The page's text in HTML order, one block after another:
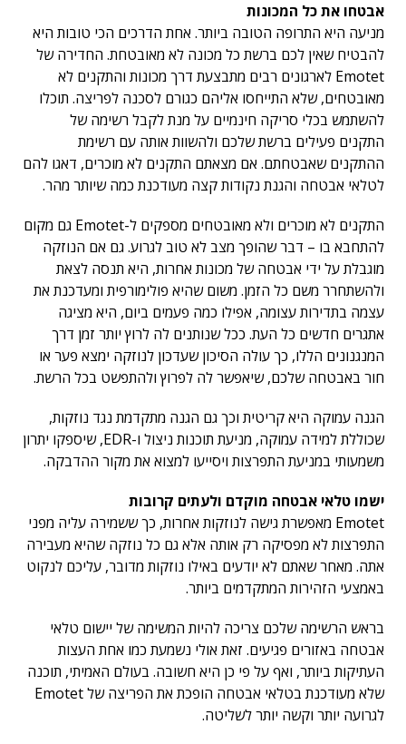
אבטחו את כל המכונות
מניעה היא התרופה הטובה ביותר. אחת הדרכים הכי טובות היא
להבטיח שאין לכם ברשת כל מכונה לא מאובטחת. החדירה של
Emotet לארגונים רבים מתבצעת דרך מכונות והתקנים לא
מאובטחים, שלא התייחסו אליהם כגורם לסכנה לפריצה. תוכלו
להשתמש בכלי סריקה חינמיים על מנת לקבל רשימה של
התקנים פעילים ברשת שלכם ולהשוות אותה עם רשימת
ההתקנים שאבטחתם. אם מצאתם התקנים לא מוכרים, דאגו להם
לטלאי אבטחה והגנת נקודות קצה מעודכנת כמה שיותר מהר.
התקנים לא מוכרים ולא מאובטחים מספקים ל-Emotet גם מקום
להתחבא בו – דבר שהופך מצב לא טוב לגרוע. גם אם הנוזקה
מוגבלת על ידי אבטחה של מכונות אחרות, היא תנסה לצאת
ולהשתחרר משם כל הזמן. משום שהיא פולימורפית ומעדכנת את
עצמה בתדירות עצומה, אפילו כמה פעמים ביום, היא מציגה
אתגרים חדשים כל העת. ככל שנותנים לה לרוץ יותר זמן דרך
המנגנונים הללו, כך עולה הסיכון שעדכון לנוזקה ימצא פער או
חור באבטחה שלכם, שיאפשר לה לפרוץ ולהתפשט בכל הרשת.
הגנה עמוקה היא קריטית וכך גם הגנה מתקדמת נגד נוזקות,
שכוללת למידה עמוקה, מניעת תוכנות ניצול ו-EDR, שיספקו יתרון
משמעותי במניעת התפרצות ויסייעו למצוא את מקור ההדבקה.
ישמו טלאי אבטחה מוקדם ולעתים קרובות
Emotet מאפשרת גישה לנוזקות אחרות, כך ששמירה עליה מפני
התפרצות לא מפסיקה רק אותה אלא גם כל נוזקה שהיא מעבירה
אתה. מאחר שאתם לא יודעים באילו נוזקות מדובר, עליכם לנקוט
באמצעי הזהירות המתקדמים ביותר.
בראש הרשימה שלכם צריכה להיות המשימה של יישום טלאי
אבטחה באזורים פגיעים. זאת אולי נשמעת כמו אחת העצות
העתיקות ביותר, ואף על פי כן היא חשובה. בעולם האמיתי, תוכנה
שלא מעודכנת בטלאי אבטחה הופכת את הפריצה של Emotet
לגרועה יותר וקשה יותר לשליטה.